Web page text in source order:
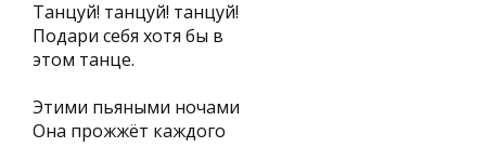
Танцуй! танцуй! танцуй!
Подари себя хотя бы в
этом танце.
Этими пьяными ночами
Она прожжёт каждого